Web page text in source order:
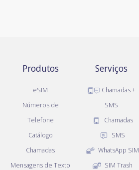
Produtos
eSIM
Números de
Telefone
Catálogo
Chamadas
Mensagens de Texto
Serviços
Chamadas +
SMS
Chamadas
SMS
WhatsApp SIM
SIM Trash